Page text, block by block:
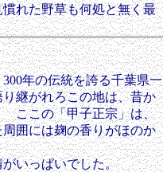
れた野草も何処と無く最
年の伝統を誇る千葉県一
継がれろこの地は、昔か
ここの「甲子正宗」は、
囲には麹の香りがほのか
いっぱいでした。